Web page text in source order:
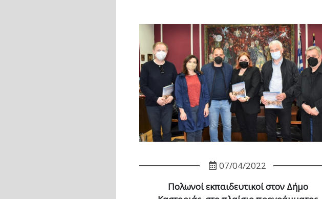
07/04/2022
Πολωνοί εκπαιδευτικοί στον Δήμο